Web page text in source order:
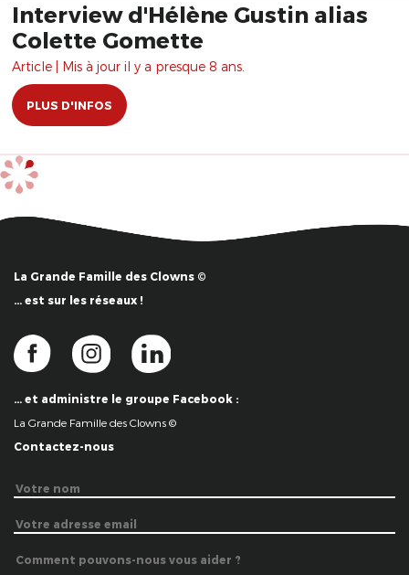
Interview d'Hélène Gustin alias
Colette Gomette
Article | Mis à jour il y a presque 8 ans.
PLUS D'INFOS
La Grande Famille des Clowns ©
… est sur les réseaux !
… et administre le groupe Facebook :
La Grande Famille des Clowns ©
Contactez-nous